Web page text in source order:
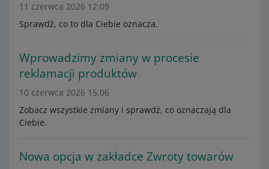
11 czerwca 2026 12:09
Sprawdź, co to dla Ciebie oznacza.
Wprowadzimy zmiany w procesie
reklamacji produktów
10 czerwca 2026 15:06
Zobacz wszystkie zmiany i sprawdź, co oznaczają dla
Ciebie.
Nowa opcja w zakładce Zwroty towarów